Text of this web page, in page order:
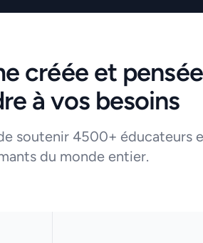
créée et
à vos besoins
soutenir 4500+ éducateurs
du monde entier.